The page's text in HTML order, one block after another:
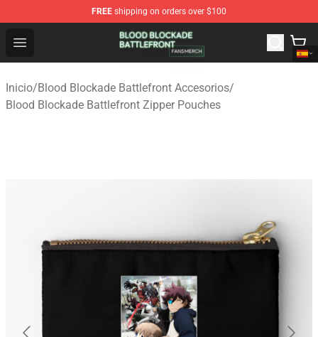
FREE shipping on orders over $100
Open menu
Blood Blockade Battlefront Shop - Official Blood
Inicio/Blood Blockade Battlefront Accesorios/
Blood Blockade Battlefront Zipper Pouches